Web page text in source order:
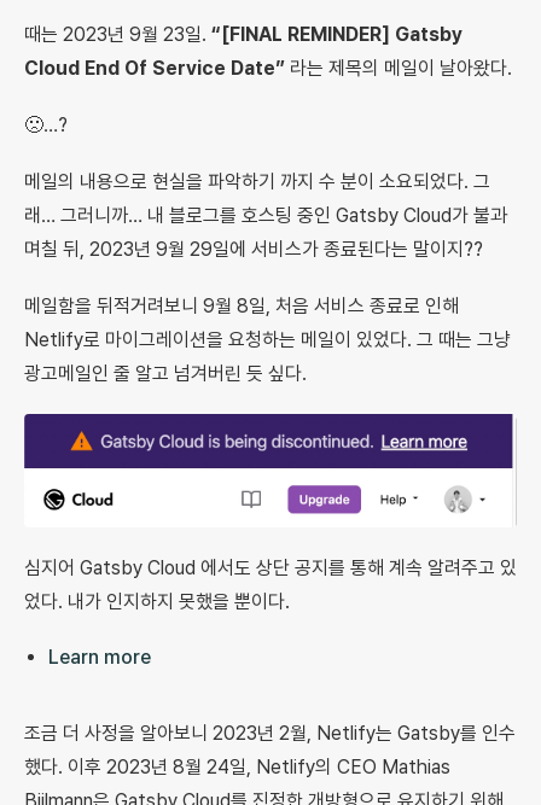
때는 2023년 9월 23일. “[FINAL REMINDER] Gatsby
Cloud End Of Service Date” 라는 제목의 메일이 날아왔다.
🙁…?
메일의 내용으로 현실을 파악하기 까지 수 분이 소요되었다. 그
래… 그러니까… 내 블로그를 호스팅 중인 Gatsby Cloud가 불과
며칠 뒤, 2023년 9월 29일에 서비스가 종료된다는 말이지??
메일함을 뒤적거려보니 9월 8일, 처음 서비스 종료로 인해
Netlify로 마이그레이션을 요청하는 메일이 있었다. 그 때는 그냥
광고메일인 줄 알고 넘겨버린 듯 싶다.
심지어 Gatsby Cloud 에서도 상단 공지를 통해 계속 알려주고 있
었다. 내가 인지하지 못했을 뿐이다.
Learn more
조금 더 사정을 알아보니 2023년 2월, Netlify는 Gatsby를 인수
했다. 이후 2023년 8월 24일, Netlify의 CEO Mathias